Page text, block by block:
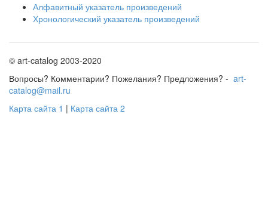
Алфавитный указатель произведений
Хронологический указатель произведений
© art-catalog 2003-2020
Вопросы? Комментарии? Пожелания? Предложения? - art-
catalog@mail.ru
Карта сайта 1 | Карта сайта 2